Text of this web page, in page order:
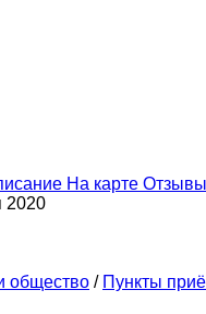
На карте
2020
общество / Пункты